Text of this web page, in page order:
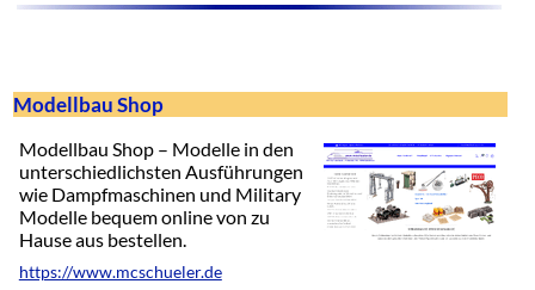
Modellbau Shop
Modellbau Shop – Modelle in den
unterschiedlichsten Ausführungen
wie Dampfmaschinen und Military
Modelle bequem online von zu
Hause aus bestellen.
https://www.mcschueler.de